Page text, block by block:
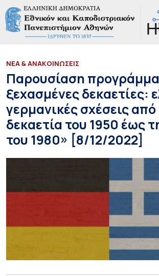
ΝΕΑ & ΑΝΑΚΟΙΝΩΣΕΙΣ
Παρουσίαση
ξεχασμένες δεκαετίες:
γερμανικές σχέσεις
δεκαετία του 1950 έως
του 1980» [8/12/2022]